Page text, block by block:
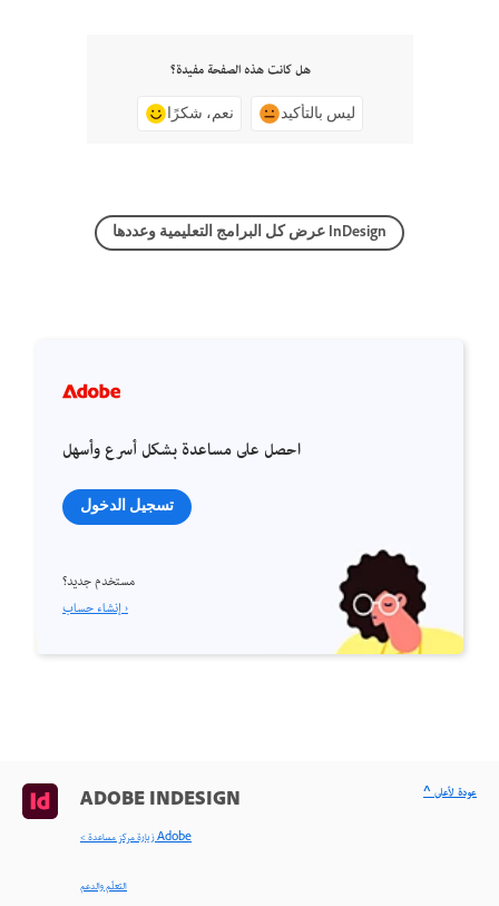
هل كانت هذه الصفحة مفيدة؟
نعم، شكرًا ليس بالتأكيد
عرض كل البرامج التعليمية وعددها InDesign
احصل على مساعدة بشكل أسرع وأسهل
تسجيل الدخول
مستخدم جديد؟
إنشاء حساب ›
ADOBE INDESIGN
< زيارة مركز مساعدة Adobe
التعلّم والدعم
^ عودة لأعلى